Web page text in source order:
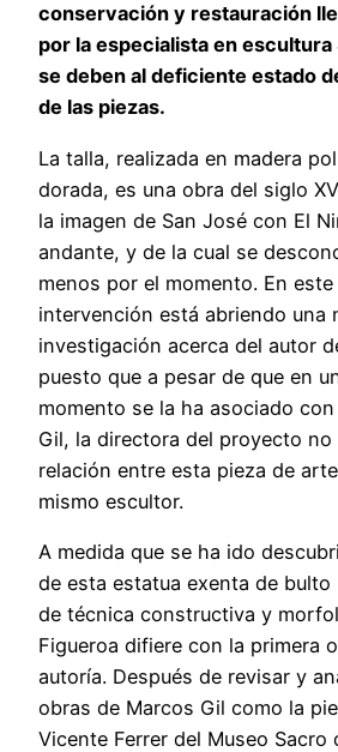
conservación y restauración
por la especialista en escultura
se deben al deficiente estado
de las piezas.
La talla, realizada en madera
dorada, es una obra del siglo
la imagen de San José con El
andante, y de la cual se
menos por el momento. En
intervención está abriendo una
investigación acerca del autor
puesto que a pesar de que en
momento se la ha asociado
Gil, la directora del proyecto no
relación entre esta pieza de
mismo escultor.
A medida que se ha ido
de esta estatua exenta de
de técnica constructiva y
Figueroa difiere con la primera
autoría. Después de revisar y
obras de Marcos Gil como la
Vicente Ferrer del Museo Sacro